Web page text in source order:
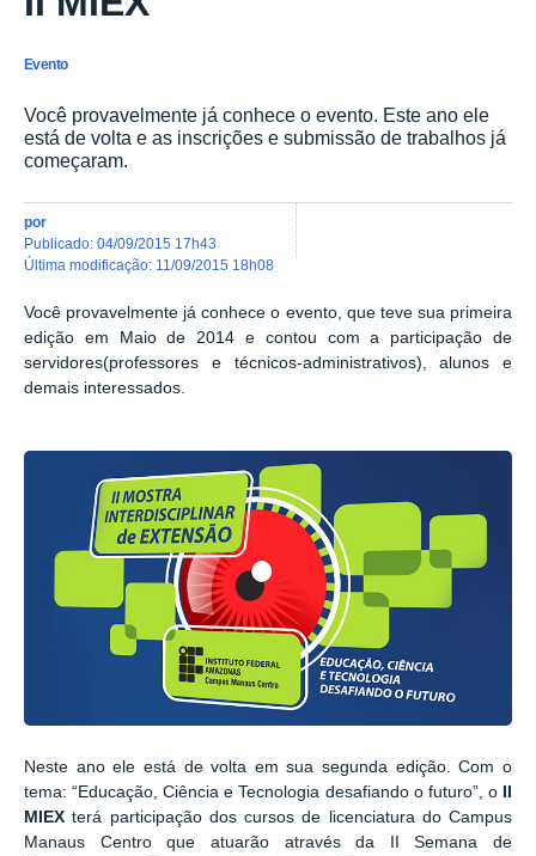
Evento
Você provavelmente já conhece o evento. Este ano ele
está de volta e as inscrições e submissão de trabalhos já
começaram.
por
publicado: 04/09/2015 17h43
última modificação: 11/09/2015 18h08
Você provavelmente já conhece o evento, que teve sua primeira
edição em Maio de 2014 e contou com a participação de
servidores(professores e técnicos-administrativos), alunos e
demais interessados.
Neste ano ele está de volta em sua segunda edição. Com o
tema: “Educação, Ciência e Tecnologia desafiando o futuro”, o
MIEX terá participação dos cursos de licenciatura do Campus
Manaus Centro que atuarão através da II Semana de